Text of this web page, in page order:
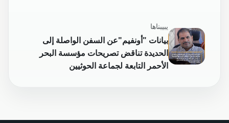
يبيبناها
بيانات "أونفيم"عن السفن الواصلة إلى
الحديدة تناقض تصريحات مؤسسة البحر
الأحمر التابعة لجماعة الحوثيين